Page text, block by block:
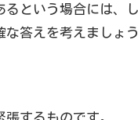
るという場合には、
答えを考えましょう
するものです。